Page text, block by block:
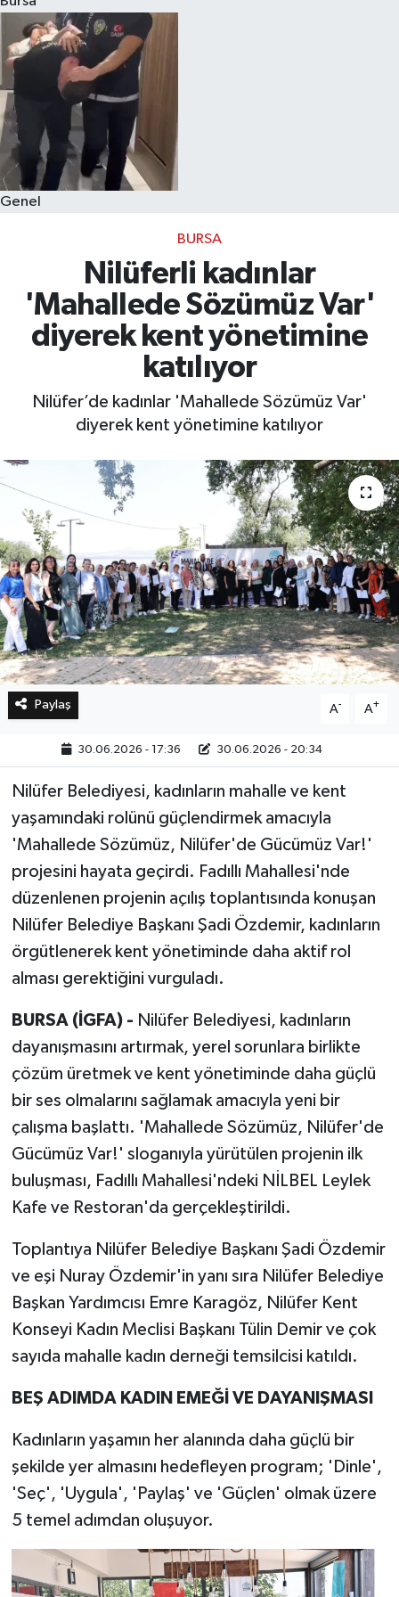
Genel
BURSA
Nilüferli kadınlar
'Mahallede Sözümüz Var'
diyerek kent yönetimine
katılıyor
Nilüfer’de kadınlar 'Mahallede Sözümüz Var'
diyerek kent yönetimine katılıyor
Paylaş A- A+
30.06.2026 - 17:36 30.06.2026 - 20:34
Nilüfer Belediyesi, kadınların mahalle ve kent
yaşamındaki rolünü güçlendirmek amacıyla
'Mahallede Sözümüz, Nilüfer'de Gücümüz Var!'
projesini hayata geçirdi. Fadıllı Mahallesi'nde
düzenlenen projenin açılış toplantısında konuşan
Nilüfer Belediye Başkanı Şadi Özdemir, kadınların
örgütlenerek kent yönetiminde daha aktif rol
alması gerektiğini vurguladı.
BURSA (İGFA) - Nilüfer Belediyesi, kadınların
dayanışmasını artırmak, yerel sorunlara birlikte
çözüm üretmek ve kent yönetiminde daha güçlü
bir ses olmalarını sağlamak amacıyla yeni bir
çalışma başlattı. 'Mahallede Sözümüz, Nilüfer'de
Gücümüz Var!' sloganıyla yürütülen projenin ilk
buluşması, Fadıllı Mahallesi'ndeki NİLBEL Leylek
Kafe ve Restoran'da gerçekleştirildi.
Toplantıya Nilüfer Belediye Başkanı Şadi Özdemir
ve eşi Nuray Özdemir'in yanı sıra Nilüfer Belediye
Başkan Yardımcısı Emre Karagöz, Nilüfer Kent
Konseyi Kadın Meclisi Başkanı Tülin Demir ve çok
sayıda mahalle kadın derneği temsilcisi katıldı.
BEŞ ADIMDA KADIN EMEĞİ VE DAYANIŞMASI
Kadınların yaşamın her alanında daha güçlü bir
şekilde yer almasını hedefleyen program; 'Dinle',
'Seç', 'Uygula', 'Paylaş' ve 'Güçlen' olmak üzere
5 temel adımdan oluşuyor.
Eğitim
Sağlık
Magazin
Kültür & Sanat
Teknoloji
Bilim
Genel